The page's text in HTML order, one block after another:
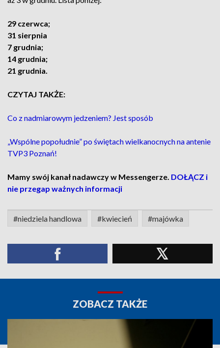
29 czerwca;
31 sierpnia
7 grudnia;
14 grudnia;
21 grudnia.
CZYTAJ TAKŻE:
Co z nadmiarowym jedzeniem? Jest sposób
„Wspólne popołudnie” po świętach wielkanocnych na antenie
TVP3 Poznań!
Mamy swój kanał nadawczy w Messengerze. DOŁĄCZ i
nie przegap ważnych informacji
#niedziela handlowa #kwiecień #majówka
ZOBACZ TAKŻE